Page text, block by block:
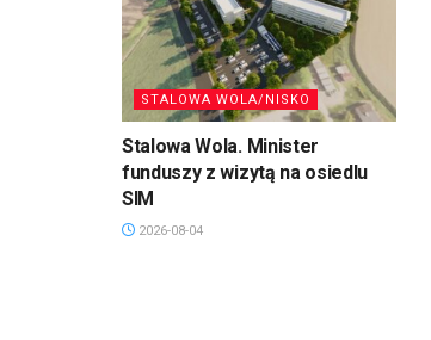
STALOWA WOLA/NISKO
Stalowa Wola. Minister
funduszy z wizytą na osiedlu
SIM
2026-08-04